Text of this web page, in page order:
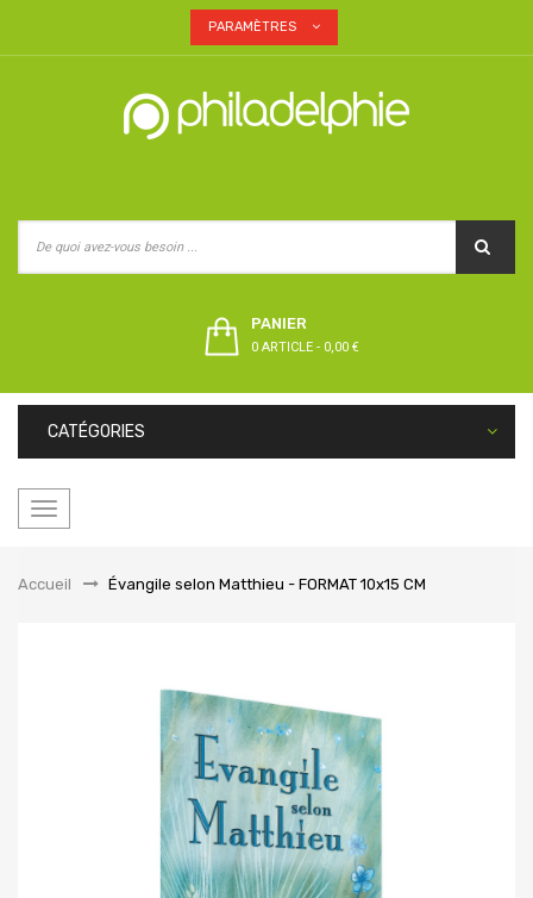
PARAMÈTRES
PANIER
0 ARTICLE - 0,00 €
CATÉGORIES
Basculer
Accueil
&gt;Évangile selon Matthieu - FORMAT 10x15 CM